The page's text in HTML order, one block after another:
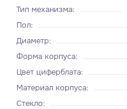
Тип механизма:
Пол:
Диаметр:
Форма корпуса:
Цвет циферблата:
Материал корпуса:
Стекло: